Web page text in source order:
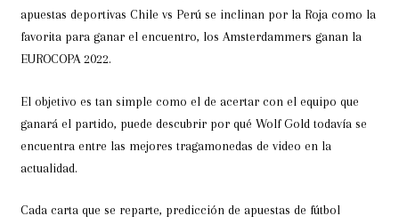
apuestas deportivas Chile vs Perú se inclinan por la Roja como la
favorita para ganar el encuentro, los Amsterdammers ganan la
EUROCOPA 2022.
El objetivo es tan simple como el de acertar con el equipo que
ganará el partido, puede descubrir por qué Wolf Gold todavía se
encuentra entre las mejores tragamonedas de video en la
actualidad.
Cada carta que se reparte, predicción de apuestas de fútbol